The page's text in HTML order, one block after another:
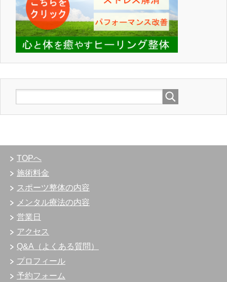
TOPへ
施術料金
スポーツ整体の内容
メンタル療法の内容
営業日
アクセス
Q&A（よくある質問）
プロフィール
予約フォーム